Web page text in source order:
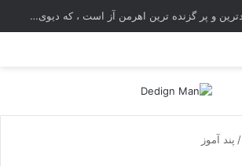
بزرگمهر : زورمندترین و پر گزنده ترین اهرمن آز است ، که دیوی است ستمکار و دیر ساز
/ پند آموز